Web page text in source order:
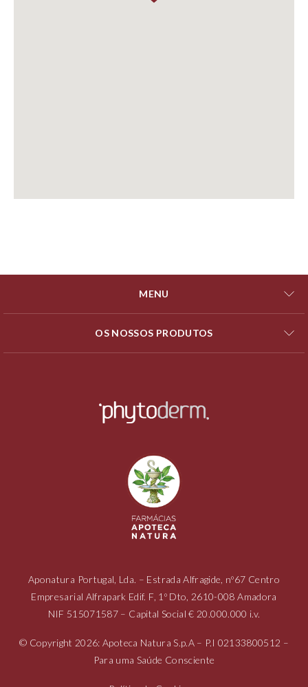
MENU
OS NOSSOS PRODUTOS
Aponatura Portugal, Lda. – Estrada Alfragide, nº67 Centro
Empresarial Alfrapark Edif. F, 1º Dto, 2610-008 Amadora
NIF 515071587 – Capital Social € 20.000.000 i.v.
© Copyright 2026: Apoteca Natura S.p.A – P.I 02133800512 –
Para uma Saúde Consciente